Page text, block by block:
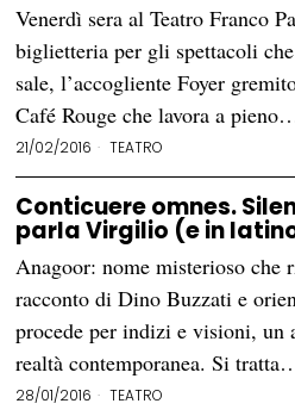
Venerdì sera al Teatro Franco
biglietteria per gli spettacoli
sale, l’accogliente Foyer
Café Rouge che lavora a
21/02/2016 TEATRO
Conticuere omnes.
parla Virgilio (e in
Anagoor: nome misterioso che
racconto di Dino Buzzati e
procede per indizi e visioni, un
realtà contemporanea. Si
28/01/2016 TEATRO